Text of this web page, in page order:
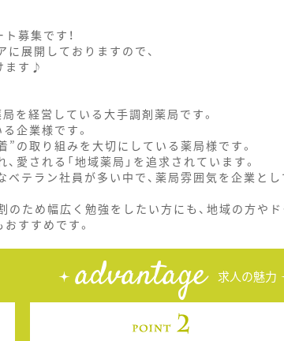
募集です！
展開しておりますので、
ます♪
を経営している大手調剤薬局です。
企業様です。
の取り組みを大切にしている薬局様です。
愛される「地域薬局」を追求されています。
テラン社員が多い中で、薬局雰囲気を企業とし
ため幅広く勉強をしたい方にも、地域の方やド
すすめです。
advantage 求人の魅力